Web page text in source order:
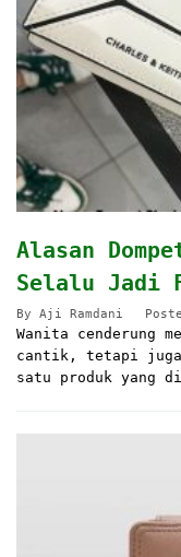
Alasan
Selalu Jadi
By Aji Ramdani
Wanita cenderung
cantik, tetapi juga
satu produk yang